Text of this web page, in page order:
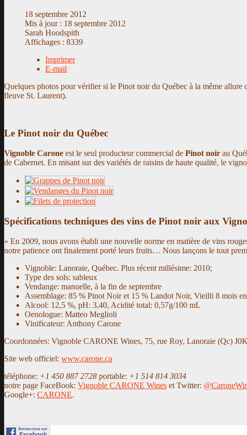
18 septembre 2012
Mis à jour : 18 septembre 2012
Sarah Hoodspith
Affichages : 8339
Imprimer
E-mail
Quelques photos pour vérifier si le Pinot noir du Québec à la même allure
fleuve St. Laurent).
Le Pinot noir du Québec
Vignoble Carone est le seul producteur commercial de Pinot noir au
de Cabernet. En misant sur des variétés de raisins de haute qualité, le
Spécifications techniques des vins de Pinot noir aux
« En 2009, nous avons établi une nouvelle norme en matière de vins
notre patience ont finalement porté leurs fruits… Nous lançons le tout
Vignoble: Lanoraie, Québec. Plus récent millésime: 2010;
Type des sols: sableux
Vendange: manuelle, à la fin de septembre
Assemblage: 85 % Pinot Noir et 15 % Landot Noir, Vieilli 8 mois
Alcool: 12,5 %, pH: 3,40, Acidité total: 0,57g/100 mL
Oenologue: Matteo Meglioli
Vinificateur: Anthony Carone
Coordonnées: Vignoble CARONE Wines, 75, rue Roy, Lanoraie (Qc)
Site web officiel: www.carone.ca
téléphone: +1 450 887 2728 portable: +1 514 814 3034
notre page FaceBook: Vignoble CARONE Wines et Twitter:
Google+: CARONE.